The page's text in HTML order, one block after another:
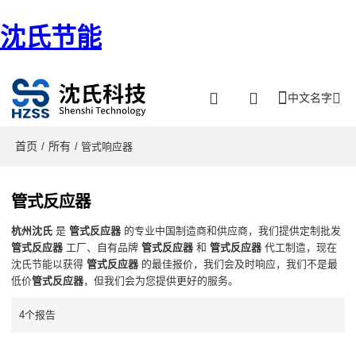
沈氏节能
中文名字
首页 / 所有 / 管式响应器
管式反应器
杭州沈氏 是管式反应器 的专业中国制造商和供应商，我们提供定制批发
管式反应器 工厂、自有品牌管式反应器 和管式反应器 代工制造，现在
沈氏节能以获得管式反应器 的最佳报价，我们会及时响应，我们不是最
低价管式反应器，但我们会为您提供更好的服务。
4个报告